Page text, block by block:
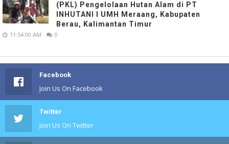
(PKL) Pengelolaan Hutan Alam di PT
INHUTANI I UMH Meraang, Kabupaten
Berau, Kalimantan Timur
11:54:00 AM 0
Facebook
Join Us On Facebook
Twitter
Join Us On Twitter